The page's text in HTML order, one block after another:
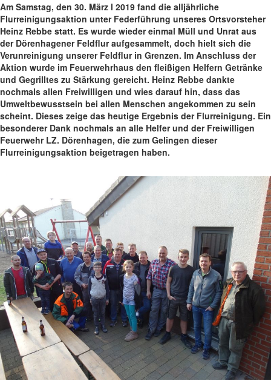
Am Samstag, den 30. März l 2019 fand die alljährliche
Flurreinigungsaktion unter Federführung unseres Ortsvorsteher
Heinz Rebbe statt. Es wurde wieder einmal Müll und Unrat aus
der Dörenhagener Feldflur aufgesammelt, doch hielt sich die
Verunreinigung unserer Feldflur in Grenzen. Im Anschluss der
Aktion wurde im Feuerwehrhaus den fleißigen Helfern Getränke
und Gegrilltes zu Stärkung gereicht. Heinz Rebbe dankte
nochmals allen Freiwilligen und wies darauf hin, dass das
Umweltbewusstsein bei allen Menschen angekommen zu sein
scheint. Dieses zeige das heutige Ergebnis der Flurreinigung. Ein
besonderer Dank nochmals an alle Helfer und der Freiwilligen
Feuerwehr LZ. Dörenhagen, die zum Gelingen dieser
Flurreinigungsaktion beigetragen haben.